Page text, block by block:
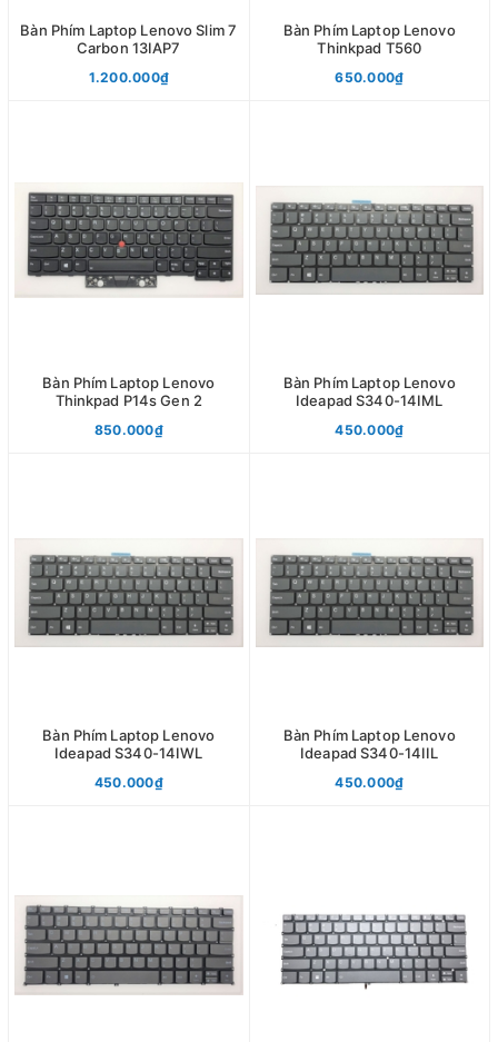
Bàn Phím Laptop Lenovo Slim 7
Carbon 13IAP7
1.200.000₫
Bàn Phím Laptop Lenovo
Thinkpad T560
650.000₫
Bàn Phím Laptop Lenovo
Thinkpad P14s Gen 2
850.000₫
Bàn Phím Laptop Lenovo
Ideapad S340-14IML
450.000₫
Bàn Phím Laptop Lenovo
Ideapad S340-14IWL
450.000₫
Bàn Phím Laptop Lenovo
Ideapad S340-14IIL
450.000₫